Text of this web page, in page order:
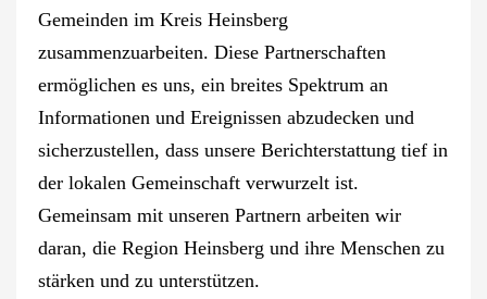
Gemeinden im Kreis Heinsberg
zusammenzuarbeiten. Diese Partnerschaften
ermöglichen es uns, ein breites Spektrum an
Informationen und Ereignissen abzudecken und
sicherzustellen, dass unsere Berichterstattung tief in
der lokalen Gemeinschaft verwurzelt ist.
Gemeinsam mit unseren Partnern arbeiten wir
daran, die Region Heinsberg und ihre Menschen zu
stärken und zu unterstützen.